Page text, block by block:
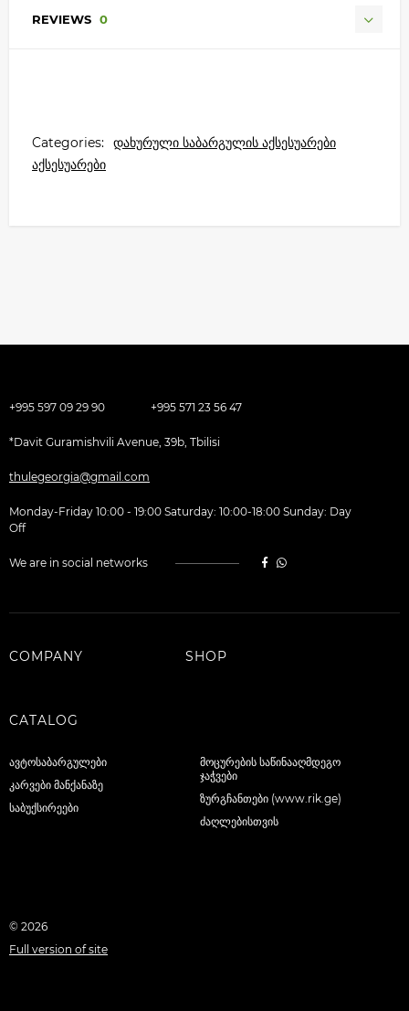
REVIEWS 0
Categories: დახურული საბარგულის აქსესუარები
აქსესუარები
+995 597 09 29 90 +995 571 23 56 47
*Davit Guramishvili Avenue, 39b, Tbilisi
thulegeorgia@gmail.com
Monday-Friday 10:00 - 19:00 Saturday: 10:00-18:00 Sunday: Day
Off
We are in social networks
COMPANY SHOP
CATALOG
ავტოსაბარგულები
კარვები მანქანაზე
საბუქსირეები
მოცურების საწინააღმდეგო
ჯაჭვები
ზურგჩანთები (www.rik.ge)
ძაღლებისთვის
© 2026
Full version of site